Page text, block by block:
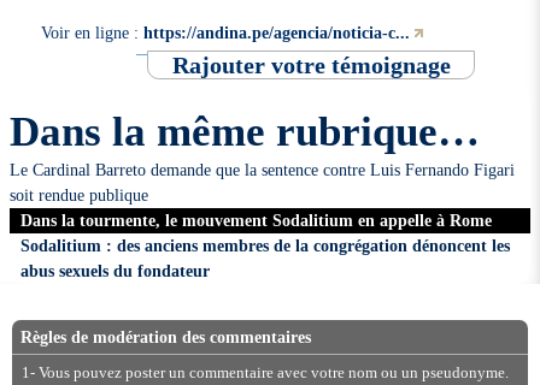
Voir en ligne :https://andina.pe/agencia/noticia-c...
Rajouter votre témoignage
Dans la même rubrique…
Le Cardinal Barreto demande que la sentence contre Luis Fernando Figari
soit rendue publique
Dans la tourmente, le mouvement Sodalitium en appelle à Rome
Sodalitium : des anciens membres de la congrégation dénoncent les
abus sexuels du fondateur
Règles de modération des commentaires
1- Vous pouvez poster un commentaire avec votre nom ou un pseudonyme.